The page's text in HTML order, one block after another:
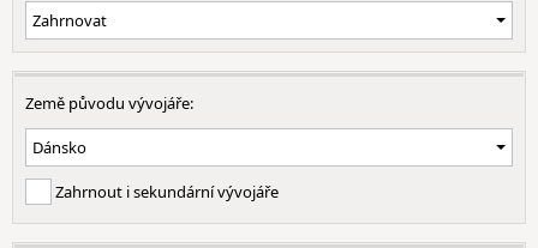
Země původu vývojáře:
Zahrnout i sekundární vývojáře